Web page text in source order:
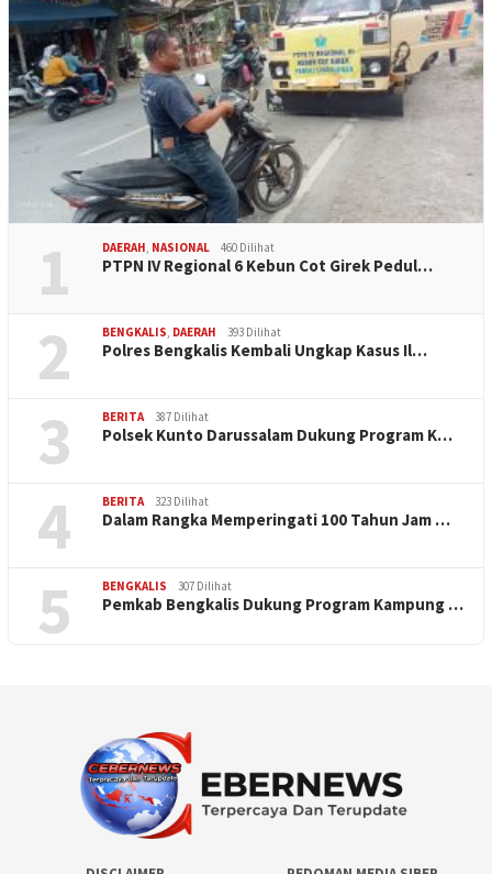
1 DAERAH, NASIONAL 460 Dilihat
PTPN IV Regional 6 Kebun Cot Girek Pedul…
2 BENGKALIS, DAERAH 393 Dilihat
Polres Bengkalis Kembali Ungkap Kasus Il…
3 BERITA 387 Dilihat
Polsek Kunto Darussalam Dukung Program K…
4 BERITA 323 Dilihat
Dalam Rangka Memperingati 100 Tahun Jam …
5 BENGKALIS 307 Dilihat
Pemkab Bengkalis Dukung Program Kampung …